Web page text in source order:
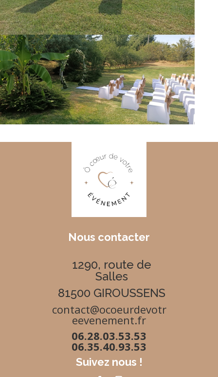
Nous contacter
1290, route de
Salles
81500 GIROUSSENS
contact@ocoeurdevotr
eevenement.fr
06.28.03.53.53
06.35.40.93.53
Suivez nous !